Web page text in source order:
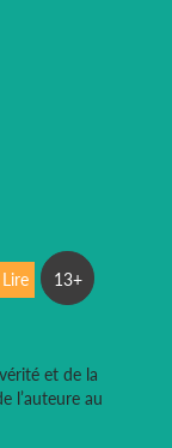
et de la
l’auteure au
Lire 13+